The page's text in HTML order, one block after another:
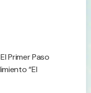
Primer Paso
“El